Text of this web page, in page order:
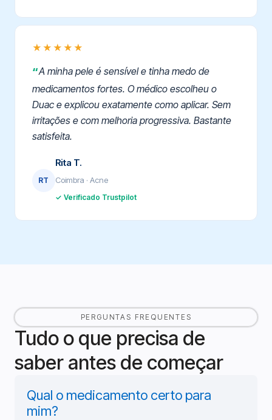
★★★★★
A minha pele é sensível e tinha medo de
medicamentos fortes. O médico escolheu o
Duac e explicou exatamente como aplicar. Sem
irritações e com melhoria progressiva. Bastante
satisfeita.
RT
Rita T.
Coimbra · Acne
✓ Verificado Trustpilot
PERGUNTAS FREQUENTES
Tudo o que precisa de
saber antes de começar
Qual o medicamento certo para
mim?